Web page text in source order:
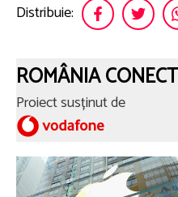
Distribuie:
ROMÂNIA
Proiect susținut de